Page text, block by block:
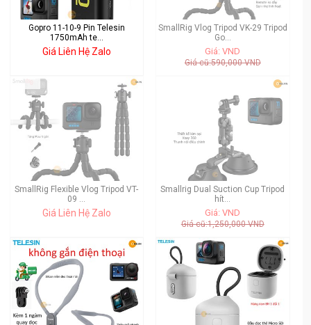
Gopro 11-10-9 Pin Telesin
1750mAh te...
Giá Liên Hệ Zalo
SmallRig Vlog Tripod VK-29 Tripod
Go...
Giá: VND
Giá cũ:590,000 VND
SmallRig Flexible Vlog Tripod VT-
09 ...
Giá Liên Hệ Zalo
Smallrig Dual Suction Cup Tripod
hít...
Giá: VND
Giá cũ:1,250,000 VND